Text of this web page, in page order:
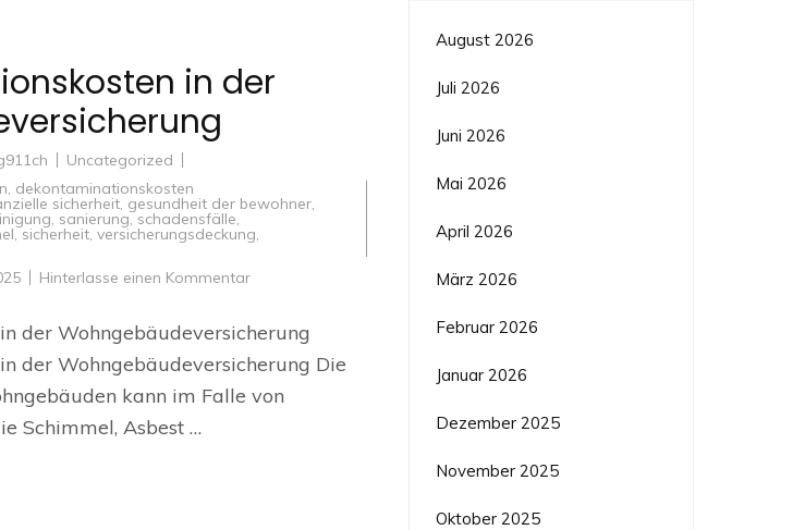
in der
Uncategorized
, dekontaminationskosten
sicherheit, gesundheit der bewohner,
, sanierung,schadensfälle,
,sicherheit, versicherungsdeckung,
Hinterlasse einen Kommentarzu
Dekontaminationskosten
in
der
Wohngebäudeversicherung
der Wohngebäudeversicherung
der Wohngebäudeversicherung Die
kann im Falle von
Schimmel, Asbest …
August 2026
Juli 2026
Juni 2026
Mai 2026
April 2026
März 2026
Februar 2026
Januar 2026
Dezember 2025
November 2025
Oktober 2025